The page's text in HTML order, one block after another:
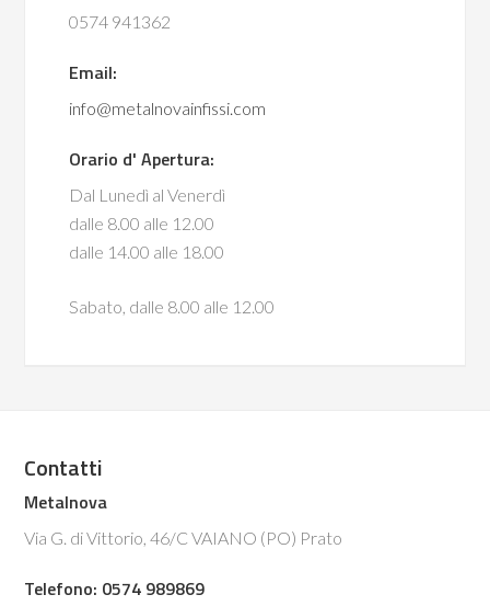
0574 941362
Email:
info@metalnovainfissi.com
Orario d' Apertura:
Dal Lunedì al Venerdì
dalle 8.00 alle 12.00
dalle 14.00 alle 18.00
Sabato, dalle 8.00 alle 12.00
Contatti
Metalnova
Via G. di Vittorio, 46/C VAIANO (PO) Prato
Telefono: 0574 989869